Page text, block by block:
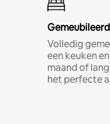
Volledig
een keuken
maand of
het perfecte